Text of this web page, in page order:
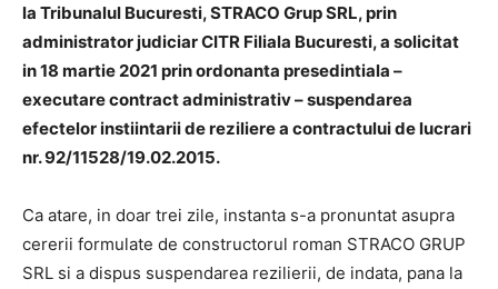
la Tribunalul Bucuresti, STRACO Grup SRL, prin
administrator judiciar CITR Filiala Bucuresti, a solicitat
in 18 martie 2021 prin ordonanta presedintiala –
executare contract administrativ – suspendarea
efectelor instiintarii de reziliere a contractului de lucrari
nr. 92/11528/19.02.2015.
Ca atare, in doar trei zile, instanta s-a pronuntat asupra
cererii formulate de constructorul roman STRACO GRUP
SRL si a dispus suspendarea rezilierii, de indata, pana la